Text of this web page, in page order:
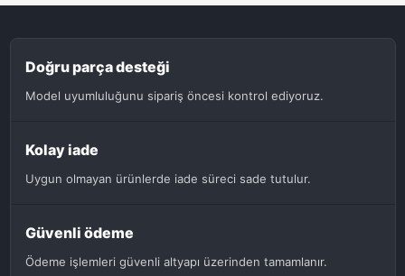
Doğru parça desteği
Model uyumluluğunu sipariş öncesi kontrol ediyoruz.
Kolay iade
Uygun olmayan ürünlerde iade süreci sade tutulur.
Güvenli ödeme
Ödeme işlemleri güvenli altyapı üzerinden tamamlanır.